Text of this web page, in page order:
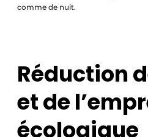
comme de nuit.
Réduction
et de
écologique